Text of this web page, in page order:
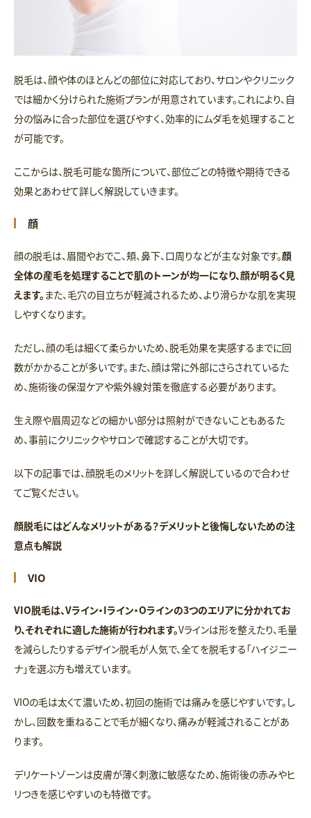
脱毛は、顔や体のほとんどの部位に対応しており、サロンやクリニック
では細かく分けられた施術プランが用意されています。これにより、自
分の悩みに合った部位を選びやすく、効率的にムダ毛を処理すること
が可能です。
ここからは、脱毛可能な箇所について、部位ごとの特徴や期待できる
効果とあわせて詳しく解説していきます。
顔
顔の脱毛は、眉間やおでこ、頬、鼻下、口周りなどが主な対象です。顔
全体の産毛を処理することで肌のトーンが均一になり、顔が明るく見
えます。 また、毛穴の目立ちが軽減されるため、より滑らかな肌を実現
しやすくなります。
ただし、顔の毛は細くて柔らかいため、脱毛効果を実感するまでに回
数がかかることが多いです。また、顔は常に外部にさらされているた
め、施術後の保湿ケアや紫外線対策を徹底する必要があります。
生え際や眉周辺などの細かい部分は照射ができないこともあるた
め、事前にクリニックやサロンで確認することが大切です。
以下の記事では、顔脱毛のメリットを詳しく解説しているので合わせ
てご覧ください。
顔脱毛にはどんなメリットがある？デメリットと後悔しないための注
意点も解説
VIO
VIO脱毛は、Vライン・Iライン・Oラインの3つのエリアに分かれてお
り、それぞれに適した施術が行われます。Vラインは形を整えたり、毛量
を減らしたりするデザイン脱毛が人気で、全てを脱毛する「ハイジニー
ナ」を選ぶ方も増えています。
VIOの毛は太くて濃いため、初回の施術では痛みを感じやすいです。し
かし、回数を重ねることで毛が細くなり、痛みが軽減されることがあ
ります。
デリケートゾーンは皮膚が薄く刺激に敏感なため、施術後の赤みやヒ
リつきを感じやすいのも特徴です。